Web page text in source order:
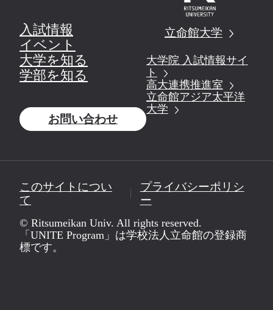
入試情報
イベント
大学を知る
学部を知る
お問い合わせ
立命館大学
大学院 入試情報サイ
ト
高大連携推進室
立命館アジア太平洋
大学
このサイトについ
て
プライバシーポリシ
ー
© Ritsumeikan Univ. All rights reserved.
「UNITE Program」は学校法人立命館の登録商
標です。